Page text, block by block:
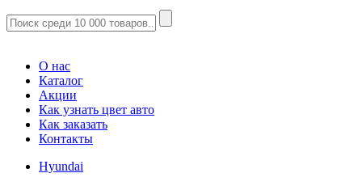
О нас
Каталог
Акции
Как узнать цвет авто
Как заказать
Контакты
Hyundai